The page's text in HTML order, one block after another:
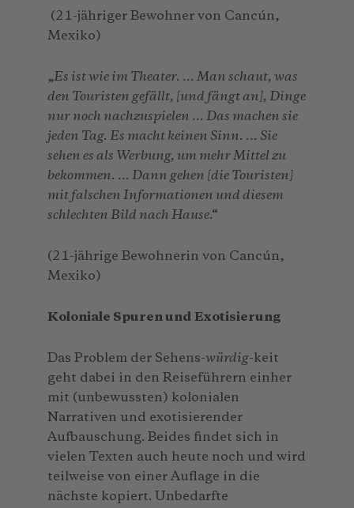
(21-jähriger Bewohner von Cancún,
Mexiko)
„Es ist wie im Theater. … Man schaut, was
den Touristen gefällt, [und fängt an], Dinge
nur noch nachzuspielen … Das machen sie
jeden Tag. Es macht keinen Sinn. … Sie
sehen es als Werbung, um mehr Mittel zu
bekommen. … Dann gehen [die Touristen]
mit falschen Informationen und diesem
schlechten Bild nach Hause.“
(21-jährige Bewohnerin von Cancún,
Mexiko)
Koloniale Spuren und Exotisierung
Das Problem der Sehens-würdig-keit
geht dabei in den Reiseführern einher
mit (unbewussten) kolonialen
Narrativen und exotisierender
Aufbauschung. Beides findet sich in
vielen Texten auch heute noch und wird
teilweise von einer Auflage in die
nächste kopiert. Unbedarfte